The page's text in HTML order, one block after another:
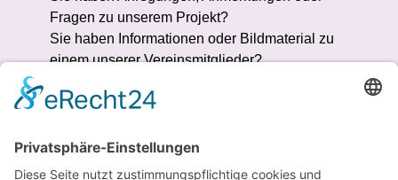
Fragen zu unserem Projekt?
Sie haben Informationen oder Bildmaterial zu
einem unserer Vereinsmitglieder?